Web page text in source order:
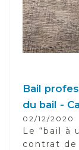
Bail
du bail -
02/12/2020
Le “bail à
contrat